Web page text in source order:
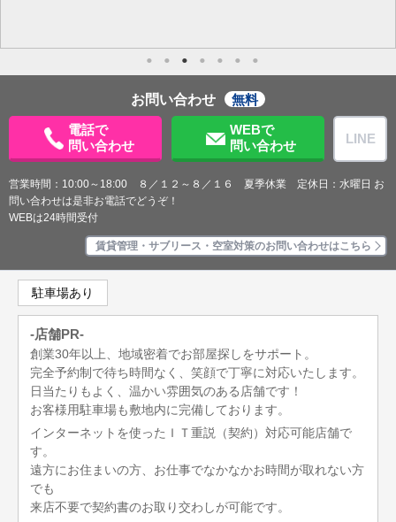
お問い合わせ
無料
電話で
問い合わせ
WEBで
問い合わせ
LINE
営業時間：10:00～18:00 ８／１２～８／１６ 夏季休業 定休日：水曜日 お
問い合わせは是非お電話でどうぞ！
WEBは24時間受付
賃貸管理・サブリース・空室対策のお問い合わせはこちら
駐車場あり
-店舗PR-
創業30年以上、地域密着でお部屋探しをサポート。
完全予約制で待ち時間なく、笑顔で丁寧に対応いたします。
日当たりもよく、温かい雰囲気のある店舗です！
お客様用駐車場も敷地内に完備しております。
インターネットを使ったＩＴ重説（契約）対応可能店舗で
す。
遠方にお住まいの方、お仕事でなかなかお時間が取れない方
でも
来店不要で契約書のお取り交わしが可能です。